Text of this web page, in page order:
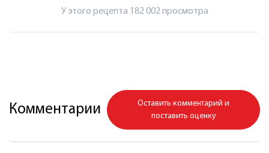
У этого рецепта 182 002 просмотрa
Комментарии
Оставить комментарий и
поставить оценку